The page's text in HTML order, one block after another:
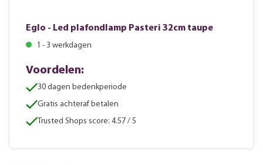
Eglo - Led plafondlamp Pasteri 32cm taupe
1 - 3 werkdagen
Voordelen:
30 dagen bedenkperiode
Gratis achteraf betalen
Trusted Shops score: 4.57 / 5